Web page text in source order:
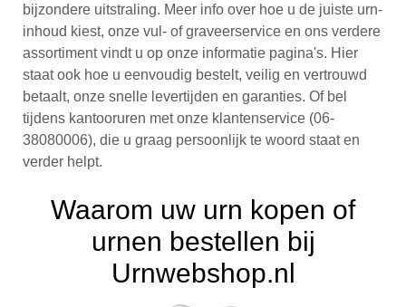
bijzondere uitstraling. Meer info over hoe u de juiste urn-
inhoud kiest, onze vul- of graveerservice en ons verdere
assortiment vindt u op onze informatie pagina's. Hier
staat ook hoe u eenvoudig bestelt, veilig en vertrouwd
betaalt, onze snelle levertijden en garanties. Of bel
tijdens kantooruren met onze klantenservice (06-
38080006), die u graag persoonlijk te woord staat en
verder helpt.
Waarom uw urn kopen of
urnen bestellen bij
Urnwebshop.nl